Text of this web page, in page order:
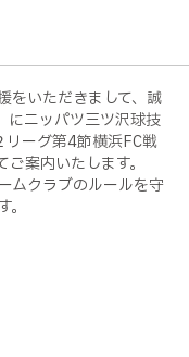
をいただきまして、誠
にニッパツ三ツ沢球技
リーグ第4節横浜FC戦
案内いたします。
ムクラブのルールを守